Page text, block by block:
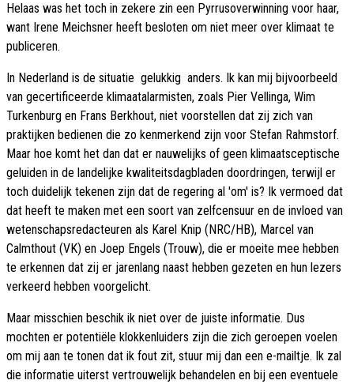
Helaas was het toch in zekere zin een Pyrrusoverwinning voor haar,
want Irene Meichsner heeft besloten om niet meer over klimaat te
publiceren.
In Nederland is de situatie  gelukkig  anders. Ik kan mij bijvoorbeeld
van gecertificeerde klimaatalarmisten, zoals Pier Vellinga, Wim
Turkenburg en Frans Berkhout, niet voorstellen dat zij zich van
praktijken bedienen die zo kenmerkend zijn voor Stefan Rahmstorf.
Maar hoe komt het dan dat er nauwelijks of geen klimaatsceptische
geluiden in de landelijke kwaliteitsdagbladen doordringen, terwijl er
toch duidelijk tekenen zijn dat de regering al 'om' is? Ik vermoed dat
dat heeft te maken met een soort van zelfcensuur en de invloed van
wetenschapsredacteuren als Karel Knip (NRC/HB), Marcel van
Calmthout (VK) en Joep Engels (Trouw), die er moeite mee hebben
te erkennen dat zij er jarenlang naast hebben gezeten en hun lezers
verkeerd hebben voorgelicht.
Maar misschien beschik ik niet over de juiste informatie. Dus
mochten er potentiële klokkenluiders zijn die zich geroepen voelen
om mij aan te tonen dat ik fout zit, stuur mij dan een e-mailtje. Ik zal
die informatie uiterst vertrouwelijk behandelen en bij een eventuele